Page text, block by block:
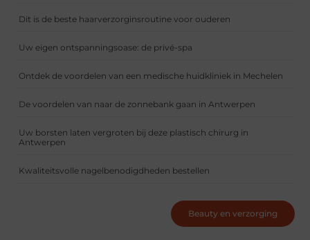
Dit is de beste haarverzorginsroutine voor ouderen
Uw eigen ontspanningsoase: de privé-spa
Ontdek de voordelen van een medische huidkliniek in Mechelen
De voordelen van naar de zonnebank gaan in Antwerpen
Uw borsten laten vergroten bij deze plastisch chirurg in
Antwerpen
Kwaliteitsvolle nagelbenodigdheden bestellen
Beauty en verzorging